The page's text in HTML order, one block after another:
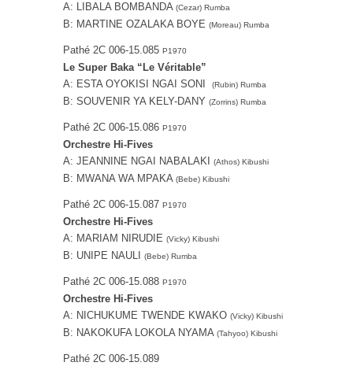
A: LIBALA BOMBANDA (Cezar) Rumba
B: MARTINE OZALAKA BOYE (Moreau) Rumba
Pathé 2C 006-15.085 P1970
Le Super Baka “Le Véritable”
A: ESTA OYOKISI NGAI SONI
(Rubin) Rumba
B: SOUVENIR YA KELY-DANY (Zorrins) Rumba
Pathé 2C 006-15.086 P1970
Orchestre Hi-Fives
A: JEANNINE NGAI NABALAKI
(Athos) Kibushi
B: MWANA WA MPAKA (Bebe) Kibushi
Pathé 2C 006-15.087 P1970
Orchestre Hi-Fives
A: MARIAM NIRUDIE (Vicky) Kibushi
B: UNIPE NAULI (Bebe) Rumba
Pathé 2C 006-15.088 P1970
Orchestre Hi-Fives
A: NICHUKUME TWENDE KWAKO (Vicky) Kibushi
B: NAKOKUFA LOKOLA NYAMA (Tahyoo) Kibushi
Pathé 2C 006-15.089